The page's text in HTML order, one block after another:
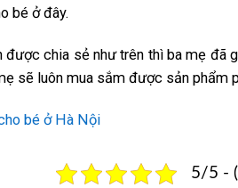
bé ở đây.
được chia sẻ như trên thì ba mẹ đã
sẽ luôn mua sắm được sản phẩm
bé ở Hà Nội
5/5 -